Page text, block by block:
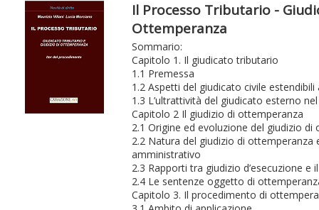
Il Processo Tributario -
Ottemperanza
Sommario:
Capitolo 1. Il giudicato tributario
1.1 Premessa
1.2 Aspetti del giudicato civile
1.3 L’ultrattività del giudicato esterno
Capitolo 2 Il giudizio di ottemperanza
2.1 Origine ed evoluzione del giudizio di
2.2 Natura del giudizio di
amministrativo
2.3 Rapporti tra giudizio d’esecuzione
2.4 Le sentenze oggetto di
Capitolo 3. Il procedimento di